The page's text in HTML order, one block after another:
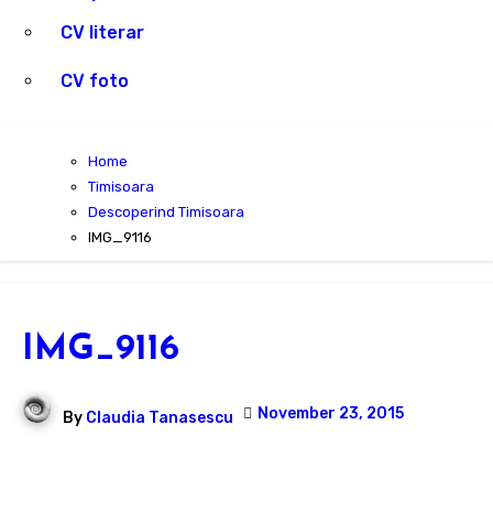
CV literar
CV foto
Home
Timisoara
Descoperind Timisoara
IMG_9116
IMG_9116
By Claudia Tanasescu November 23, 2015